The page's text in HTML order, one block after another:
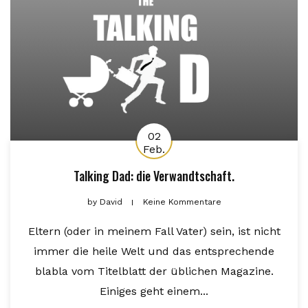
02
Feb.
Talking Dad: die Verwandtschaft.
byDavid Keine Kommentare
Eltern (oder in meinem Fall Vater) sein, ist nicht
immer die heile Welt und das entsprechende
blabla vom Titelblatt der üblichen Magazine.
Einiges geht einem...